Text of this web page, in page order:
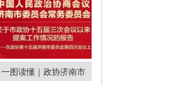
一图读懂｜政协济南市